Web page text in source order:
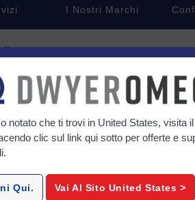
I Nostri Marchi
Sistema di registrazione dati
On/Off per macchinari
notato che ti trovi in United States, visita
clic sul link qui sotto per offerte e
Qui. Vai Al Sito United States >